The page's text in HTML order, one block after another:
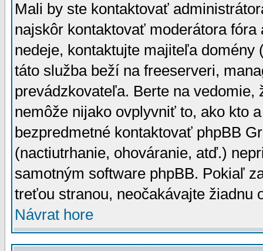
Mali by ste kontaktovať
najskôr kontaktovať moderátora
nedeje, kontaktujte majiteľa
táto služba beží na freeserveri,
prevádzkovateľa. Berte na vedomie,
nemôže nijako ovplyvniť to, ako kto
bezpredmetné kontaktovať phpBB
(nactiutrhanie, ohováranie, atď.)
samotným software phpBB. Pokiaľ
treťou stranou, neočakávajte žiadnu
Návrat hore